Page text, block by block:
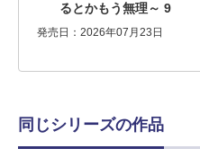
るとかもう無理～ 9
発売日：2026年07月23日
同じシリーズの作品